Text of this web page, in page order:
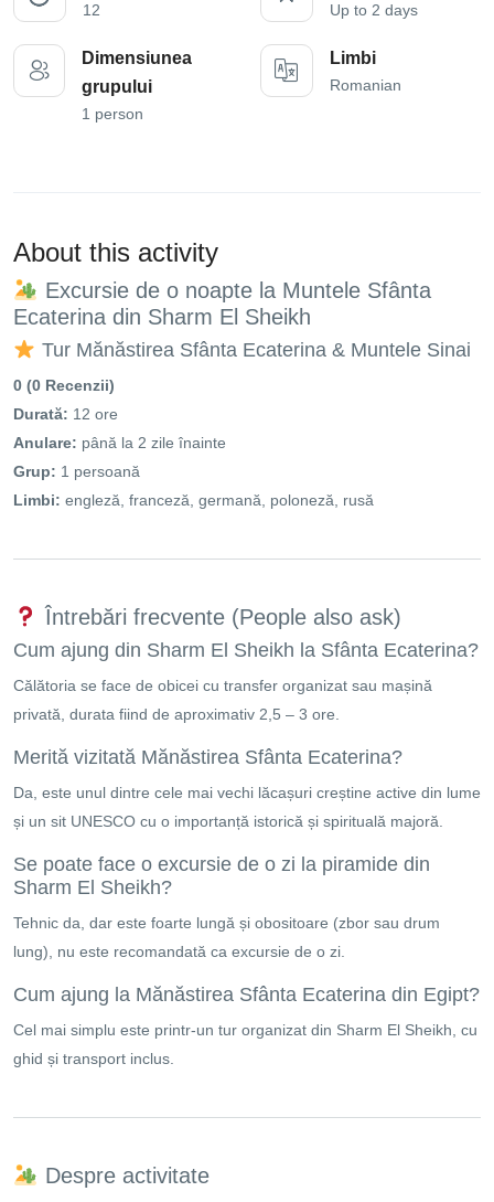
12 Up to 2 days
Dimensiunea
grupului
1 person
Limbi
Romanian
About this activity
Excursie de o noapte la Muntele Sfânta
Ecaterina din Sharm El Sheikh
Tur Mănăstirea Sfânta Ecaterina & Muntele Sinai
0 (0 Recenzii)
Durată: 12 ore
Anulare: până la 2 zile înainte
Grup: 1 persoană
Limbi: engleză, franceză, germană, poloneză, rusă
Întrebări frecvente (People also ask)
Cum ajung din Sharm El Sheikh la Sfânta Ecaterina?
Călătoria se face de obicei cu transfer organizat sau mașină
privată, durata fiind de aproximativ 2,5 – 3 ore.
Merită vizitată Mănăstirea Sfânta Ecaterina?
Da, este unul dintre cele mai vechi lăcașuri creștine active din lume
și un sit UNESCO cu o importanță istorică și spirituală majoră.
Se poate face o excursie de o zi la piramide din
Sharm El Sheikh?
Tehnic da, dar este foarte lungă și obositoare (zbor sau drum
lung), nu este recomandată ca excursie de o zi.
Cum ajung la Mănăstirea Sfânta Ecaterina din Egipt?
Cel mai simplu este printr-un tur organizat din Sharm El Sheikh, cu
ghid și transport inclus.
Despre activitate